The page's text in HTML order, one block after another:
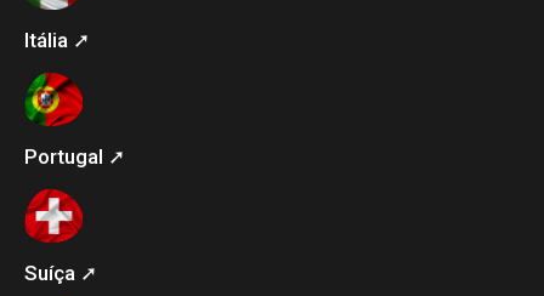
Itália ➚
Portugal ➚
Suíça ➚